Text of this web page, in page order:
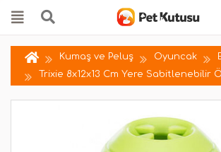
Kumaş ve Peluş Oyuncak
Trixie 8x12x13 Cm Yere Sabitlenebilir